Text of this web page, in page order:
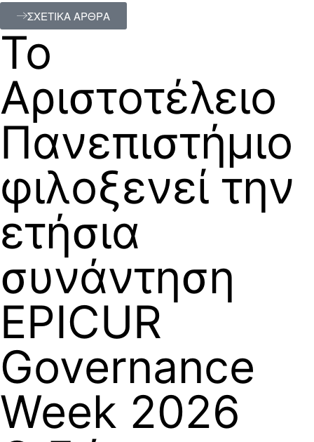
ΣΧΕΤΙΚΑ ΑΡΘΡΑ
Το
Αριστοτέλειο
Πανεπιστήμιο
φιλοξενεί την
ετήσια
συνάντηση
EPICUR
Governance
Week 2026